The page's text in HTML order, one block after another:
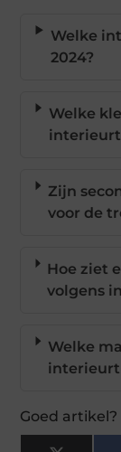
Welke
2024?
Welke
Zijn
voor de
Hoe ziet
volgens
Welke
Goed